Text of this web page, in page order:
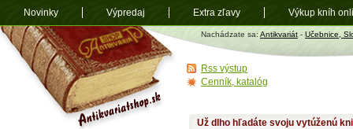
Antikvariát
shop.sk
Nachádzate sa: Antikvariát - Učebnice,
Už dlho hľadáte svoju vytúženú
Rss výstup
Cenník, katalóg
Novinky Výpredaj Extra zľavy Výkup kníh